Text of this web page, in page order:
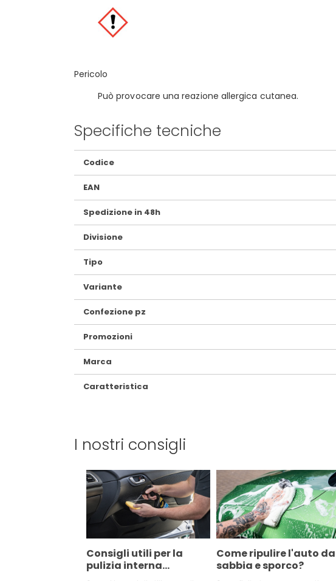
Pericolo
Può provocare una reazione allergica cutanea.
Specifiche tecniche
Maggiori
Informazioni
Codice
EAN
Spedizione in 48h
Divisione
Tipo
Variante
Confezione pz
Promozioni
Marca
Caratteristica
I nostri consigli
Consigli utili per la
pulizia interna
dell'auto
Come ripulire l'auto da
sabbia e sporco?